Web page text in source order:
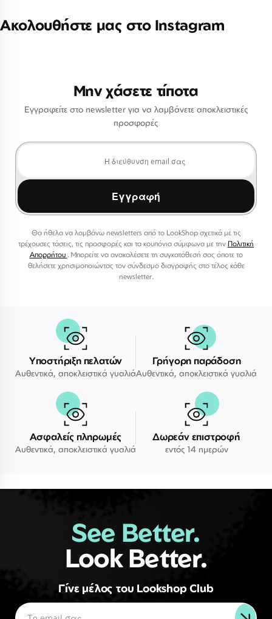
Ακολουθήστε μας στο Instagram
Μην χάσετε τίποτα
Εγγραφείτε στο newsletter για να λαμβάνετε αποκλειστικές
προσφορές
Εγγραφή
Θα ήθελα να λαμβάνω newsletters από το LookShop σχετικά με τις
τρέχουσες τάσεις, τις προσφορές και τα κουπόνια σύμφωνα με την Πολιτική
Απορρήτου . Μπορείτε να ανακαλέσετε τη συγκατάθεσή σας όποτε το
θελήσετε χρησιμοποιώντας τον σύνδεσμο διαγραφής στο τέλος κάθε
newsletter.
Υποστήριξη πελατών
Αυθεντικά, αποκλειστικά γυαλιά
Γρήγορη παράδοση
Αυθεντικά, αποκλειστικά γυαλιά
Ασφαλείς πληρωμές
Αυθεντικά, αποκλειστικά γυαλιά
Δωρεάν επιστροφή
εντός 14 ημερών
See Better.
Look Better.
Γίνε μέλος του Lookshop Club